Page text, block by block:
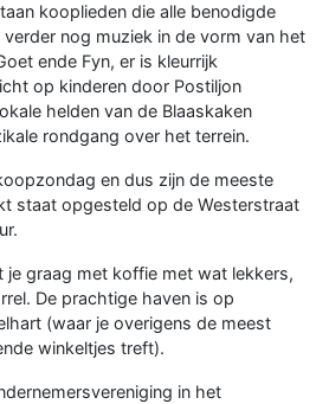
kooplieden die alle benodigde
nog muziek in de vorm van het
ende Fyn, er is kleurrijk
op kinderen door Postiljon
helden van de Blaaskaken
rondgang over het terrein.
en dus zijn de meeste
staat opgesteld op de Westerstraat
je graag met koffie met wat lekkers,
De prachtige haven is op
(waar je overigens de meest
winkeltjes treft).
in het